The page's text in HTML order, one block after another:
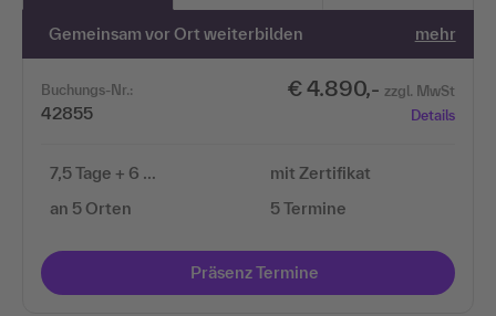
Gemeinsam vor Ort weiterbilden mehr
Buchungs-Nr.:
42855
€ 4.890,- zzgl. MwSt
Details
7,5 Tage + 6 …
an 5 Orten
mit Zertifikat
5 Termine
Präsenz Termine